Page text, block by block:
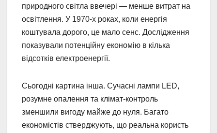
природного світла ввечері — менше витрат на
освітлення. У 1970-х роках, коли енергія
коштувала дорого, це мало сенс. Дослідження
показували потенційну економію в кілька
відсотків електроенергії.
Сьогодні картина інша. Сучасні лампи LED,
розумне опалення та клімат-контроль
зменшили вигоду майже до нуля. Багато
економістів стверджують, що реальна користь